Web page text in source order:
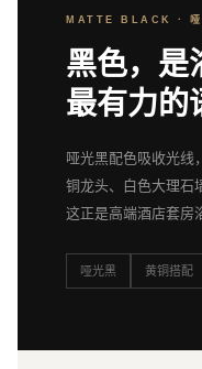
MATTE BLACK · 哑
黑色，是
最有力的
哑光黑配色吸收光线
铜龙头、白色大理
这正是高端酒店套房
哑光黑 黄铜搭配